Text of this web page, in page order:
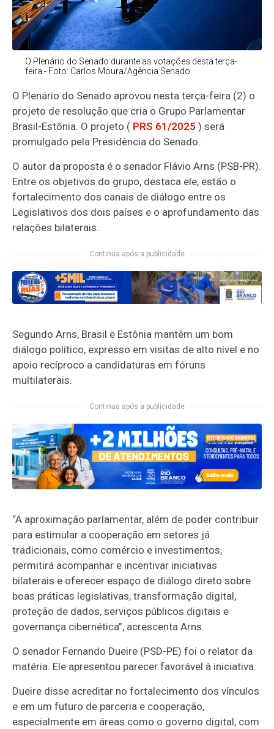
O Plenário do Senado durante as votações desta terça-
feira - Foto: Carlos Moura/Agência Senado
O Plenário do Senado aprovou nesta terça-feira (2) o
projeto de resolução que cria o Grupo Parlamentar
Brasil-Estônia. O projeto ( PRS 61/2025 ) será
promulgado pela Presidência do Senado.
O autor da proposta é o senador Flávio Arns (PSB-PR).
Entre os objetivos do grupo, destaca ele, estão o
fortalecimento dos canais de diálogo entre os
Legislativos dos dois países e o aprofundamento das
relações bilaterais.
Continua após a publicidade
Segundo Arns, Brasil e Estônia mantêm um bom
diálogo político, expresso em visitas de alto nível e no
apoio recíproco a candidaturas em fóruns
multilaterais.
Continua após a publicidade
“A aproximação parlamentar, além de poder contribuir
para estimular a cooperação em setores já
tradicionais, como comércio e investimentos,
permitirá acompanhar e incentivar iniciativas
bilaterais e oferecer espaço de diálogo direto sobre
boas práticas legislativas, transformação digital,
proteção de dados, serviços públicos digitais e
governança cibernética”, acrescenta Arns.
O senador Fernando Dueire (PSD-PE) foi o relator da
matéria. Ele apresentou parecer favorável à iniciativa.
Dueire disse acreditar no fortalecimento dos vínculos
e em um futuro de parceria e cooperação,
especialmente em áreas como o governo digital, com